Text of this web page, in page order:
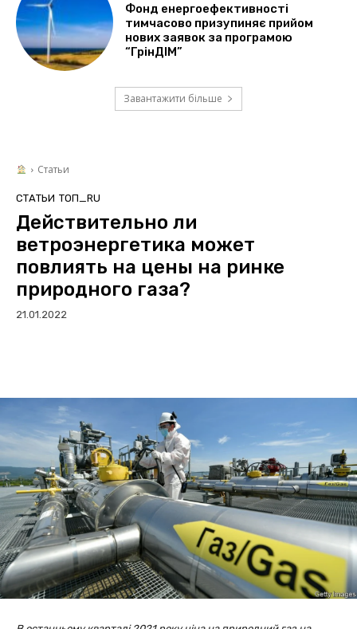
Фонд енергоефективності
тимчасово призупиняє прийом
нових заявок за програмою
“ГрінДІМ”
Завантажити більше